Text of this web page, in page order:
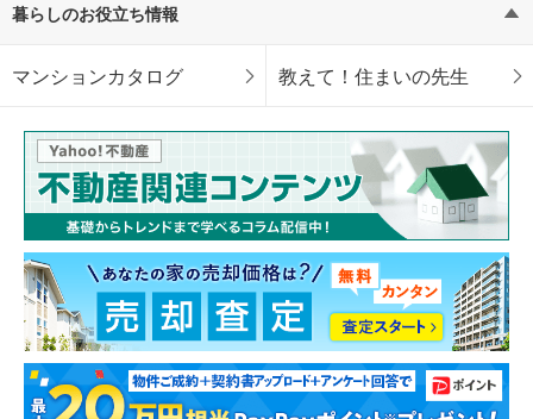
暮らしのお役立ち情報
マンションカタログ 教えて！住まいの先生